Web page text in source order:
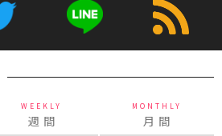
WEEKLY
週 間
MONTHLY
月 間